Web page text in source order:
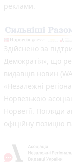
реклами.
Здійснено за
Демократія», що
видавців новин
«Незалежні
Норвезькою
Норвегії. Погляди
офіційну позицію